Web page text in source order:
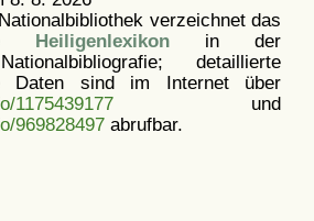
verzeichnet das
Heiligenlexikonin der
detaillierte
Daten sind im Internet über
1175439177und
969828497abrufbar.